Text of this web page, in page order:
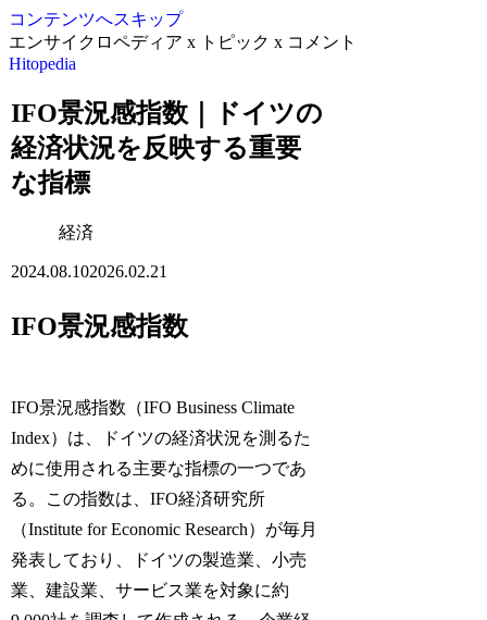
コンテンツへスキップ
エンサイクロペディア x トピック x コメント
Hitopedia
IFO景況感指数｜ドイツの
経済状況を反映する重要
な指標
経済
2024.08.102026.02.21
IFO景況感指数
IFO景況感指数（IFO Business Climate
Index）は、ドイツの経済状況を測るた
めに使用される主要な指標の一つであ
る。この指数は、IFO経済研究所
（Institute for Economic Research）が毎月
発表しており、ドイツの製造業、小売
業、建設業、サービス業を対象に約